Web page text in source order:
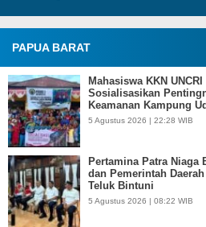
PAPUA BARAT
Mahasiswa KKN UNCRI
Sosialisasikan
Keamanan Kampung
5 Agustus 2026 | 22:28 WIB
Pertamina Patra Niaga
dan Pemerintah
Teluk Bintuni
5 Agustus 2026 | 08:22 WIB